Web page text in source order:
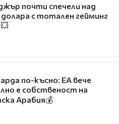
почти спечели над
с тотален гейминг
по-късно: EA вече
е собственост на
Арабия💰